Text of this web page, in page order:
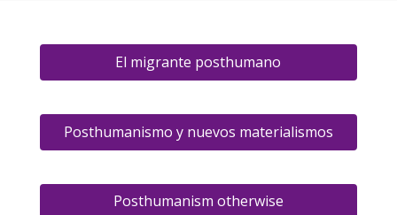
El migrante posthumano
Posthumanismo y nuevos materialismos
Posthumanism otherwise